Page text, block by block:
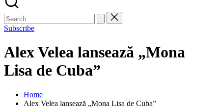
Subscribe
Alex Velea lansează „Mona
Lisa de Cuba”
Home
Alex Velea lansează „Mona Lisa de Cuba”